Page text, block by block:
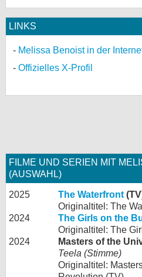
LINKS
Melissa Benoist in der
Offizielles X-Profil
FILME UND SERIEN MIT
(AUSWAHL)
2025 The Waterfront
Originaltitel: The
2024
The Girls on the
Originaltitel: The
2024
Masters of the
Teela (Stimme)
Originaltitel: